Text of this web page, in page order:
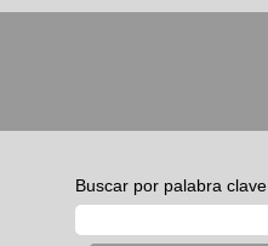
Buscar por palabra clave